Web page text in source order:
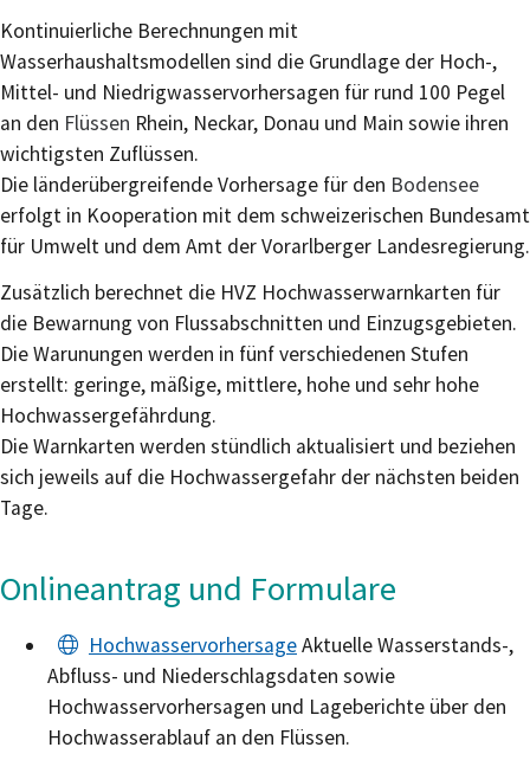
Kontinuierliche Berechnungen mit
Wasserhaushaltsmodellen sind die Grundlage der Hoch-,
Mittel- und Niedrigwasservorhersagen für rund 100 Pegel
an den Flüssen Rhein, Neckar, Donau und Main sowie ihren
wichtigsten Zuflüssen.
Die länderübergreifende Vorhersage für den Bodensee
erfolgt in Kooperation mit dem schweizerischen Bundesamt
für Umwelt und dem Amt der Vorarlberger Landesregierung.
Zusätzlich berechnet die HVZ Hochwasserwarnkarten für
die Bewarnung von Flussabschnitten und Einzugsgebieten.
Die Warunungen werden in fünf verschiedenen Stufen
erstellt: geringe, mäßige, mittlere, hohe und sehr hohe
Hochwassergefährdung.
Die Warnkarten werden stündlich aktualisiert und beziehen
sich jeweils auf die Hochwassergefahr der nächsten beiden
Tage.
Onlineantrag und Formulare
HochwasservorhersageAktuelle Wasserstands-,
Abfluss- und Niederschlagsdaten sowie
Hochwasservorhersagen und Lageberichte über den
Hochwasserablauf an den Flüssen.